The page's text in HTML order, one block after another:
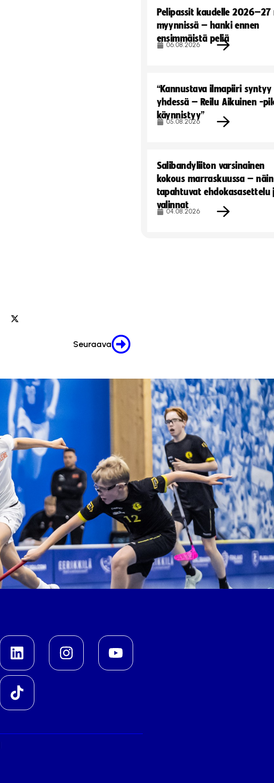
Seuraava
Pelipassit kaudelle
myynnissä – hanki ennen
ensimmäistä peliä
06.08.2026
“Kannustava ilmapiiri syntyy
yhdessä – Reilu Aikuinen -
käynnistyy”
05.08.2026
Salibandyliiton varsinainen
kokous marraskuussa – näin
tapahtuvat ehdokasasettelu
valinnat
04.08.2026